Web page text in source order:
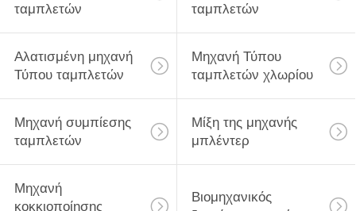
ταμπλετών
ταμπλετών
Αλατισμένη μηχανή
Τύπου ταμπλετών
Μηχανή Τύπου
ταμπλετών χλωρίου
Μηχανή συμπίεσης
ταμπλετών
Μίξη της μηχανής
μπλέντερ
Μηχανή
κοκκιοποίησης
Βιομηχανικός